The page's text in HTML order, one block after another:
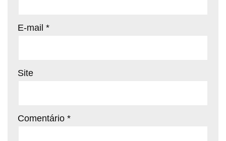
E-mail *
Site
Comentário *